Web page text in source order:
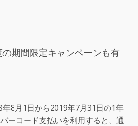
期間限定キャンペーンも有
8月1日から2019年7月31日の1年
ーコード支払いを利用すると、通